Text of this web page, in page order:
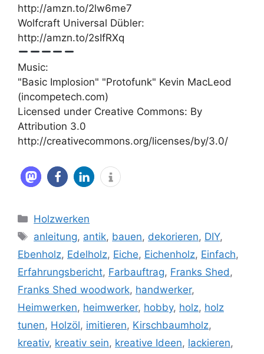
http://amzn.to/2lw6me7
Wolfcraft Universal Dübler:
http://amzn.to/2sIfRXq
Music:
"Basic Implosion" "Protofunk" Kevin MacLeod
(incompetech.com)
Licensed under Creative Commons: By
Attribution 3.0
http://creativecommons.org/licenses/by/3.0/
Kategorien
Holzwerken
Schlagwörter
anleitung, antik, bauen, dekorieren, DIY,
Ebenholz, Edelholz, Eiche, Eichenholz, Einfach,
Erfahrungsbericht, Farbauftrag, Franks Shed,
Franks Shed woodwork, handwerker,
Heimwerken, heimwerker, hobby, holz, holz
tunen, Holzöl, imitieren, Kirschbaumholz,
kreativ, kreativ sein, kreative Ideen, lackieren,